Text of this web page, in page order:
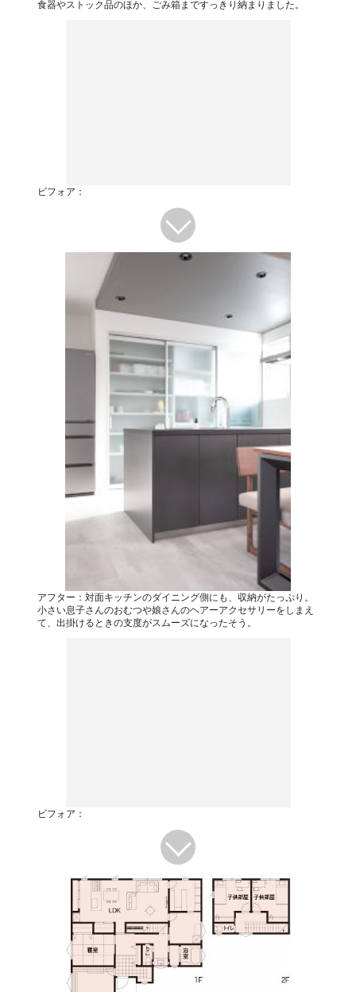
食器やストック品のほか、ごみ箱まですっきり納まりました。
ビフォア：
アフター：対面キッチンのダイニング側にも、収納がたっぷり。
小さい息子さんのおむつや娘さんのヘアーアクセサリーをしまえ
て、出掛けるときの支度がスムーズになったそう。
ビフォア：